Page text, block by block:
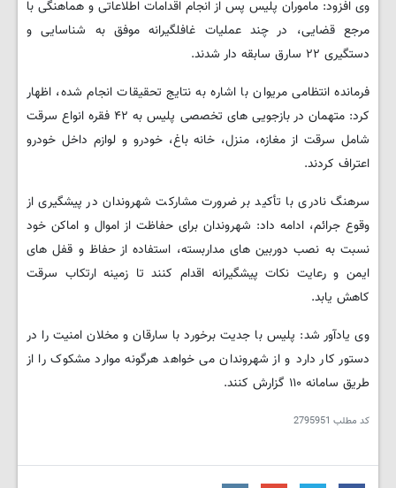
وی افزود: ماموران پلیس پس از انجام اقدامات اطلاعاتی و هماهنگی با
مرجع قضایی، در چند عملیات غافلگیرانه موفق به شناسایی و
دستگیری ۲۲ سارق سابقه دار شدند.
فرمانده انتظامی مریوان با اشاره به نتایج تحقیقات انجام شده، اظهار
کرد: متهمان در بازجویی های تخصصی پلیس به ۴۲ فقره انواع سرقت
شامل سرقت از مغازه، منزل، خانه باغ، خودرو و لوازم داخل خودرو
اعتراف کردند.
سرهنگ نادری با تأکید بر ضرورت مشارکت شهروندان در پیشگیری از
وقوع جرائم، ادامه داد: شهروندان برای حفاظت از اموال و اماکن خود
نسبت به نصب دوربین های مداربسته، استفاده از حفاظ و قفل های
ایمن و رعایت نکات پیشگیرانه اقدام کنند تا زمینه ارتکاب سرقت
کاهش یابد.
وی یادآور شد: پلیس با جدیت برخورد با سارقان و مخلان امنیت را در
دستور کار دارد و از شهروندان می خواهد هرگونه موارد مشکوک را از
طریق سامانه ۱۱۰ گزارش کنند.
کد مطلب 2795951